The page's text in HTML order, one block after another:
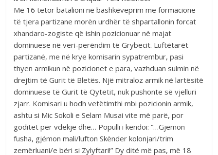
Më 16 tetor batalioni në bashkëveprim me formacione
të tjera partizane morën urdhër të shpartallonin forcat
xhandaro-zogiste që ishin pozicionuar në majat
dominuese në veri-perëndim të Grybecit. Luftëtarët
partizanë, me në krye komisarin sypatrembur, pasi
thyen armikun në pozicionet e para, vazhduan sulmin në
drejtim të Gurit të Bletës. Një mitraloz armik në lartësitë
dominuese të Gurit të Qytetit, nuk pushonte së vjelluri
zjarr. Komisari u hodh vetëtimthi mbi pozicionin armik,
ashtu si Mic Sokoli e Selam Musai vite më parë, por
goditet për vdekje dhe… Populli i këndoi: “…Gjëmon
fusha, gjëmon mali/lufton Skënder kolonjari/trim
zemërluani/e bëri si Zylyftari!” Dy ditë më pas, më 18